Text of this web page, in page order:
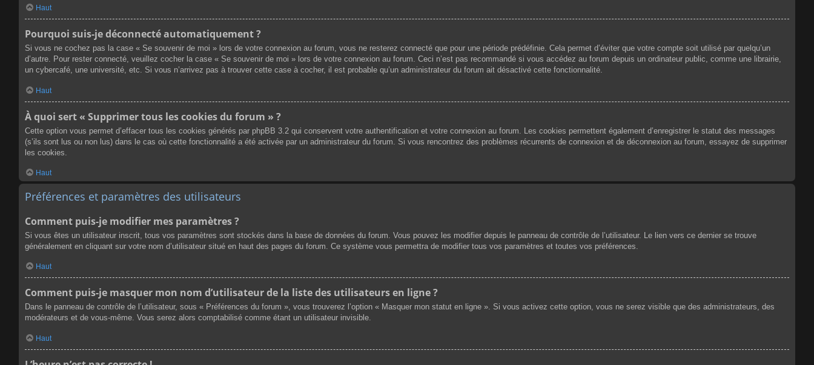
Haut
Pourquoi suis-je déconnecté automatiquement ?
Si vous ne cochez pas la case « Se souvenir de moi » lors de votre connexion au forum, vous ne resterez connecté que pour une période prédéfinie. Cela permet d’éviter que votre compte soit utilisé par quelqu’un
d’autre. Pour rester connecté, veuillez cocher la case « Se souvenir de moi » lors de votre connexion au forum. Ceci n’est pas recommandé si vous accédez au forum depuis un ordinateur public, comme une librairie,
un cybercafé, une université, etc. Si vous n’arrivez pas à trouver cette case à cocher, il est probable qu’un administrateur du forum ait désactivé cette fonctionnalité.
Haut
À quoi sert « Supprimer tous les cookies du forum » ?
Cette option vous permet d’effacer tous les cookies générés par phpBB 3.2 qui conservent votre authentification et votre connexion au forum. Les cookies permettent également d’enregistrer le statut des messages
(s’ils sont lus ou non lus) dans le cas où cette fonctionnalité a été activée par un administrateur du forum. Si vous rencontrez des problèmes récurrents de connexion et de déconnexion au forum, essayez de supprimer
les cookies.
Haut
Préférences et paramètres des utilisateurs
Comment puis-je modifier mes paramètres ?
Si vous êtes un utilisateur inscrit, tous vos paramètres sont stockés dans la base de données du forum. Vous pouvez les modifier depuis le panneau de contrôle de l’utilisateur. Le lien vers ce dernier se trouve
généralement en cliquant sur votre nom d’utilisateur situé en haut des pages du forum. Ce système vous permettra de modifier tous vos paramètres et toutes vos préférences.
Haut
Comment puis-je masquer mon nom d’utilisateur de la liste des utilisateurs en ligne ?
Dans le panneau de contrôle de l’utilisateur, sous « Préférences du forum », vous trouverez l’option « Masquer mon statut en ligne ». Si vous activez cette option, vous ne serez visible que des administrateurs, des
modérateurs et de vous-même. Vous serez alors comptabilisé comme étant un utilisateur invisible.
Haut